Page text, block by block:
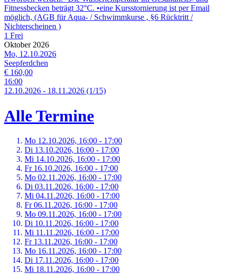
Fitnessbecken beträgt 32°C. •eine Kursstornierung ist per Email
möglich, (AGB für Aqua- / Schwimmkurse , §6 Rücktritt /
Nichterscheinen )
1 Frei
Oktober 2026
Mo, 12.10.2026
Seepferdchen
€ 160,00
16:00
12.10.2026 - 18.11.2026 (1/15)
Alle Termine
Mo 12.10.2026, 16:00 - 17:00
Di 13.10.2026, 16:00 - 17:00
Mi 14.10.2026, 16:00 - 17:00
Fr 16.10.2026, 16:00 - 17:00
Mo 02.11.2026, 16:00 - 17:00
Di 03.11.2026, 16:00 - 17:00
Mi 04.11.2026, 16:00 - 17:00
Fr 06.11.2026, 16:00 - 17:00
Mo 09.11.2026, 16:00 - 17:00
Di 10.11.2026, 16:00 - 17:00
Mi 11.11.2026, 16:00 - 17:00
Fr 13.11.2026, 16:00 - 17:00
Mo 16.11.2026, 16:00 - 17:00
Di 17.11.2026, 16:00 - 17:00
Mi 18.11.2026, 16:00 - 17:00